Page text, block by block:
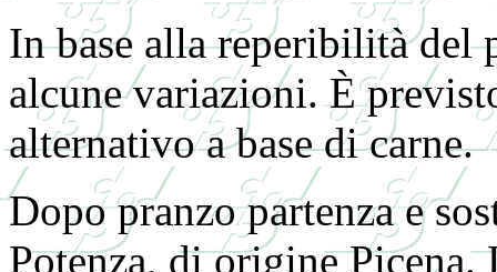
In base alla reperibilità del
alcune variazioni. È
alternativo a base di carne.
Dopo pranzo partenza e
Potenza, di origine